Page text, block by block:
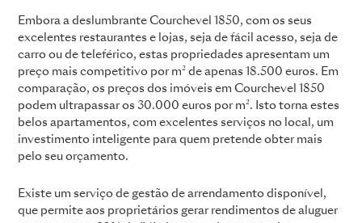
Embora a deslumbrante Courchevel 1850, com os seus
excelentes restaurantes e lojas, seja de fácil acesso, seja de
carro ou de teleférico, estas propriedades apresentam um
preço mais competitivo por m² de apenas 18.500 euros. Em
comparação, os preços dos imóveis em Courchevel 1850
podem ultrapassar os 30.000 euros por m². Isto torna estes
belos apartamentos, com excelentes serviços no local, um
investimento inteligente para quem pretende obter mais
pelo seu orçamento.
Existe um serviço de gestão de arrendamento disponível,
que permite aos proprietários gerar rendimentos de aluguer